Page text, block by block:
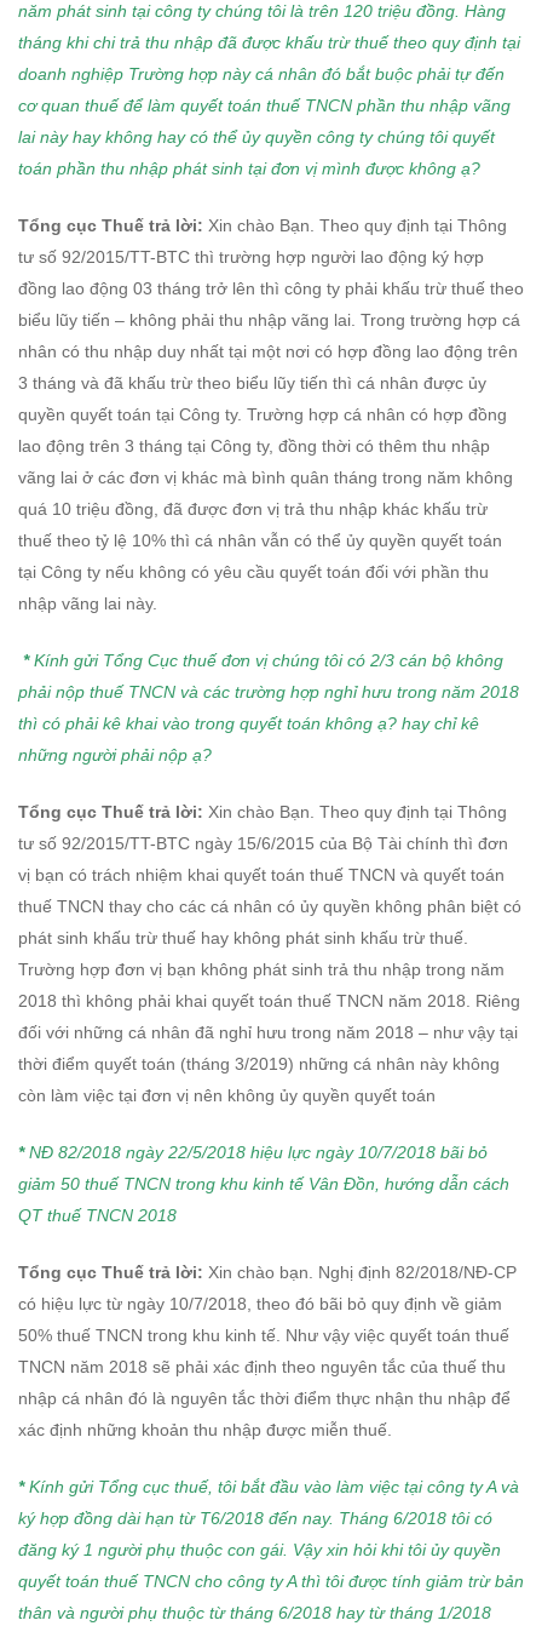
năm phát sinh tại công ty chúng tôi là trên 120 triệu đồng. Hàng
tháng khi chi trả thu nhập đã được khấu trừ thuế theo quy định tại
doanh nghiệp Trường hợp này cá nhân đó bắt buộc phải tự đến
cơ quan thuế để làm quyết toán thuế TNCN phần thu nhập vãng
lai này hay không hay có thể ủy quyền công ty chúng tôi quyết
toán phần thu nhập phát sinh tại đơn vị mình được không ạ?
Tổng cục Thuế trả lời: Xin chào Bạn. Theo quy định tại Thông
tư số 92/2015/TT-BTC thì trường hợp người lao động ký hợp
đồng lao động 03 tháng trở lên thì công ty phải khấu trừ thuế theo
biểu lũy tiến – không phải thu nhập vãng lai. Trong trường hợp cá
nhân có thu nhập duy nhất tại một nơi có hợp đồng lao động trên
3 tháng và đã khấu trừ theo biểu lũy tiến thì cá nhân được ủy
quyền quyết toán tại Công ty. Trường hợp cá nhân có hợp đồng
lao động trên 3 tháng tại Công ty, đồng thời có thêm thu nhập
vãng lai ở các đơn vị khác mà bình quân tháng trong năm không
quá 10 triệu đồng, đã được đơn vị trả thu nhập khác khấu trừ
thuế theo tỷ lệ 10% thì cá nhân vẫn có thể ủy quyền quyết toán
tại Công ty nếu không có yêu cầu quyết toán đối với phần thu
nhập vãng lai này.
*Kính gửi Tổng Cục thuế đơn vị chúng tôi có 2/3 cán bộ không
phải nộp thuế TNCN và các trường hợp nghỉ hưu trong năm 2018
thì có phải kê khai vào trong quyết toán không ạ? hay chỉ kê
những người phải nộp ạ?
Tổng cục Thuế trả lời: Xin chào Bạn. Theo quy định tại Thông
tư số 92/2015/TT-BTC ngày 15/6/2015 của Bộ Tài chính thì đơn
vị bạn có trách nhiệm khai quyết toán thuế TNCN và quyết toán
thuế TNCN thay cho các cá nhân có ủy quyền không phân biệt có
phát sinh khấu trừ thuế hay không phát sinh khấu trừ thuế.
Trường hợp đơn vị bạn không phát sinh trả thu nhập trong năm
2018 thì không phải khai quyết toán thuế TNCN năm 2018. Riêng
đối với những cá nhân đã nghỉ hưu trong năm 2018 – như vậy tại
thời điểm quyết toán (tháng 3/2019) những cá nhân này không
còn làm việc tại đơn vị nên không ủy quyền quyết toán
*NĐ 82/2018 ngày 22/5/2018 hiệu lực ngày 10/7/2018 bãi bỏ
giảm 50 thuế TNCN trong khu kinh tế Vân Đồn, hướng dẫn cách
QT thuế TNCN 2018
Tổng cục Thuế trả lời: Xin chào bạn. Nghị định 82/2018/NĐ-CP
có hiệu lực từ ngày 10/7/2018, theo đó bãi bỏ quy định về giảm
50% thuế TNCN trong khu kinh tế. Như vậy việc quyết toán thuế
TNCN năm 2018 sẽ phải xác định theo nguyên tắc của thuế thu
nhập cá nhân đó là nguyên tắc thời điểm thực nhận thu nhập để
xác định những khoản thu nhập được miễn thuế.
*Kính gửi Tổng cục thuế, tôi bắt đầu vào làm việc tại công ty A và
ký hợp đồng dài hạn từ T6/2018 đến nay. Tháng 6/2018 tôi có
đăng ký 1 người phụ thuộc con gái. Vậy xin hỏi khi tôi ủy quyền
quyết toán thuế TNCN cho công ty A thì tôi được tính giảm trừ bản
thân và người phụ thuộc từ tháng 6/2018 hay từ tháng 1/2018